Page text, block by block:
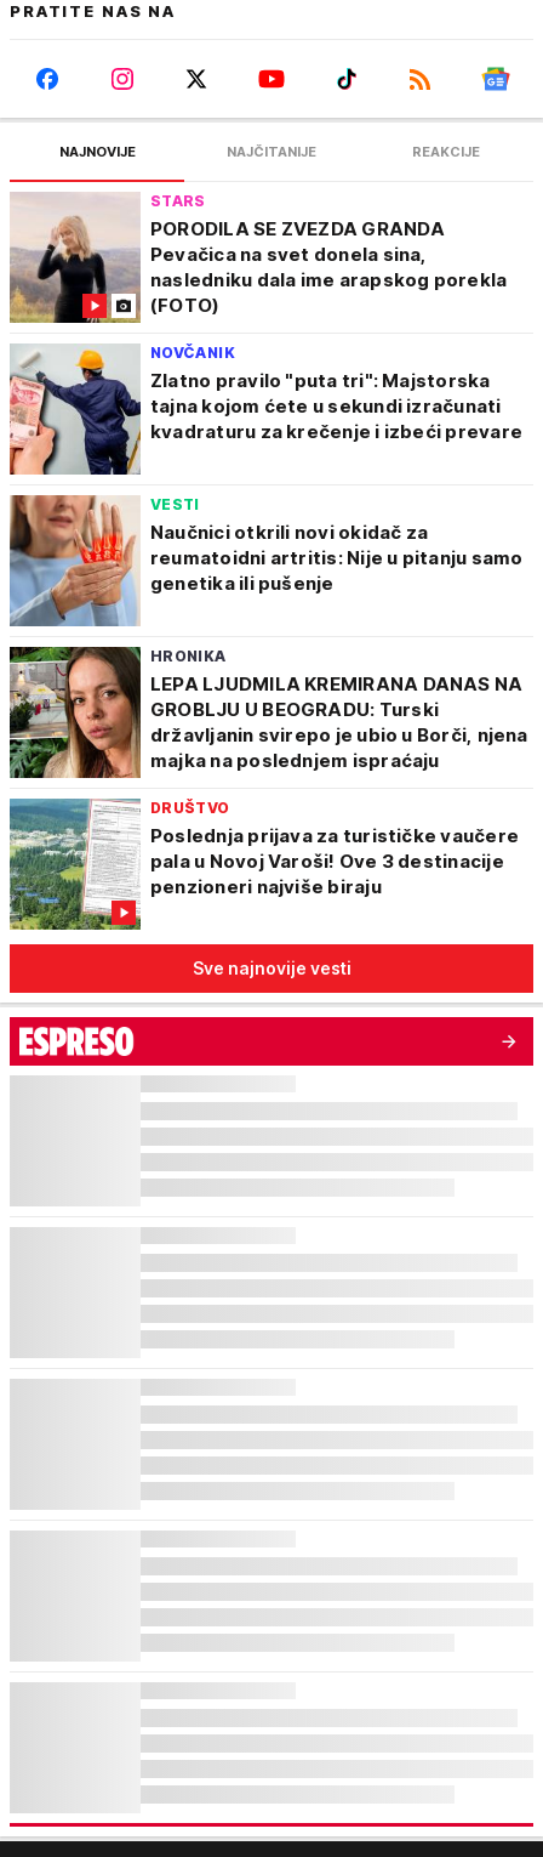
PRATITE NAS NA
NAJNOVIJE NAJČITANIJE REAKCIJE
STARS
PORODILA SE ZVEZDA GRANDA
Pevačica na svet donela sina,
nasledniku dala ime arapskog porekla
(FOTO)
NOVČANIK
Zlatno pravilo "puta tri": Majstorska
tajna kojom ćete u sekundi izračunati
kvadraturu za krečenje i izbeći prevare
VESTI
Naučnici otkrili novi okidač za
reumatoidni artritis: Nije u pitanju samo
genetika ili pušenje
HRONIKA
LEPA LJUDMILA KREMIRANA DANAS NA
GROBLJU U BEOGRADU: Turski
državljanin svirepo je ubio u Borči, njena
majka na poslednjem ispraćaju
DRUŠTVO
Poslednja prijava za turističke vaučere
pala u Novoj Varoši! Ove 3 destinacije
penzioneri najviše biraju
Sve najnovije vesti